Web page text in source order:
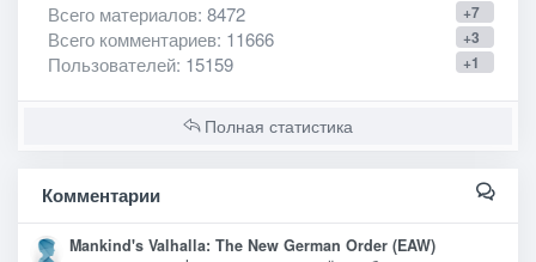
+7
Всего материалов: 8472
+3
Всего комментариев: 11666
+1
Пользователей: 15159
Полная статистика
Комментарии
Mankind's Valhalla: The New German Order (EAW)